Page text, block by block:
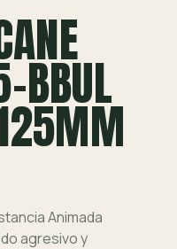
BBUL
Animada
agresivo y